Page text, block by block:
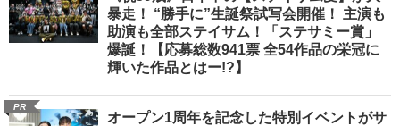
暴走！ “勝手に”生誕祭試写会開催！ 主演も
助演も全部ステイサム！「ステサミー賞」
爆誕！【応募総数941票 全54作品の栄冠に
輝いた作品とはー!?】
PR
オープン1周年を記念した特別イベントがサ